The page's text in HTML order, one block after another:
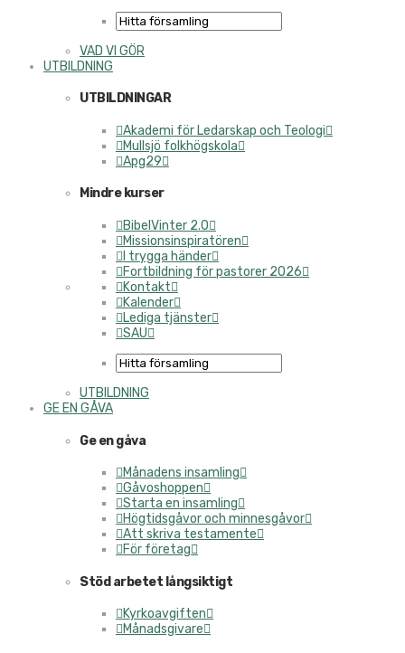
VAD VI GÖR
UTBILDNING
UTBILDNINGAR
Akademi för Ledarskap och Teologi
Mullsjö folkhögskola
Apg29
Mindre kurser
BibelVinter 2.0
Missionsinspiratören
I trygga händer
Fortbildning för pastorer 2026
Kontakt
Kalender
Lediga tjänster
SAU
UTBILDNING
GE EN GÅVA
Ge en gåva
Månadens insamling
Gåvoshoppen
Starta en insamling
Högtidsgåvor och minnesgåvor
Att skriva testamente
För företag
Stöd arbetet långsiktigt
Kyrkoavgiften
Månadsgivare